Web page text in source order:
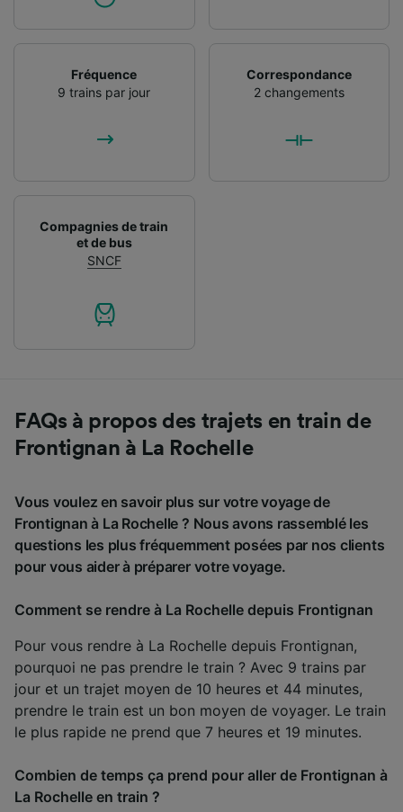
Fréquence
9 trains par jour
Correspondance
2 changements
Compagnies de train
et de bus
SNCF
FAQs à propos des trajets en train de
Frontignan à La Rochelle
Vous voulez en savoir plus sur votre voyage de
Frontignan à La Rochelle ? Nous avons rassemblé les
questions les plus fréquemment posées par nos clients
pour vous aider à préparer votre voyage.
Comment se rendre à La Rochelle depuis Frontignan
Pour vous rendre à La Rochelle depuis Frontignan,
pourquoi ne pas prendre le train ? Avec 9 trains par
jour et un trajet moyen de 10 heures et 44 minutes,
prendre le train est un bon moyen de voyager. Le train
le plus rapide ne prend que 7 heures et 19 minutes.
Combien de temps ça prend pour aller de Frontignan à
La Rochelle en train ?